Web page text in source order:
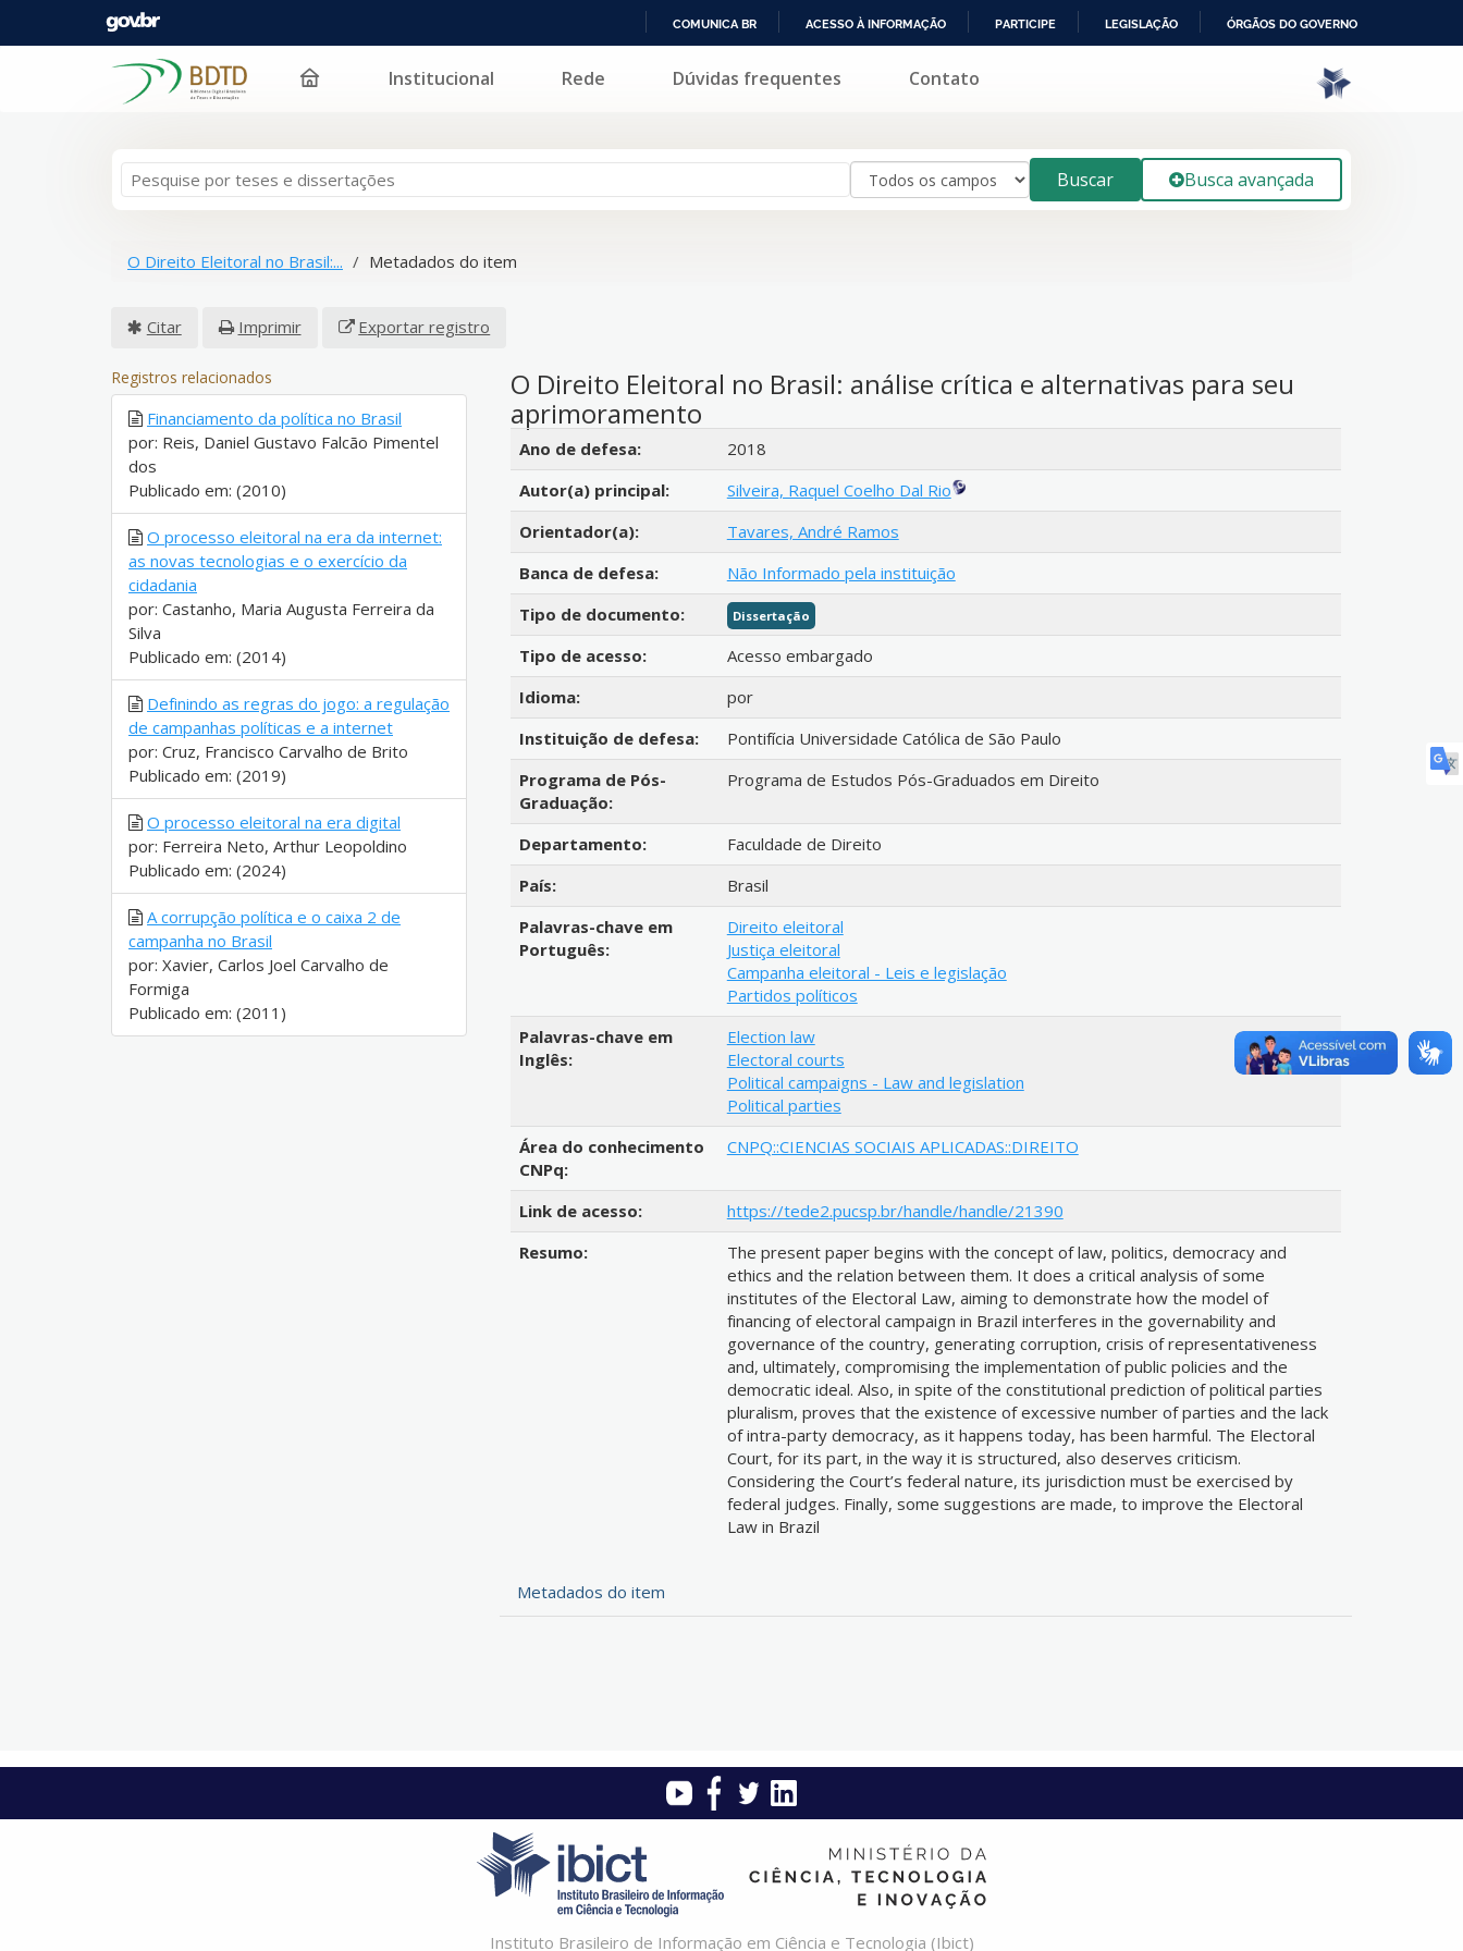
PARA
COMUNICA BR ACESSO À INFORMAÇÃO PARTICIPE LEGISLAÇÃO ÓRGÃOS DO GOVERNO
Pular para o conteúdo Institucional Rede Dúvidas frequentes Contato
Buscar Busca avançada
O Direito Eleitoral no Brasil:... Metadados do item
Citar Imprimir Exportar registro
O Direito Eleitoral no Brasil: análise crítica e alternativas para seu
aprimoramento
Detalhes bibliográficos
Ano de defesa:
2018
Autor(a) principal:
Silveira, Raquel Coelho Dal Rio
Orientador(a):
Tavares, André Ramos
Banca de defesa:
Não Informado pela instituição
Tipo de documento:
Dissertação
Tipo de acesso:
Acesso embargado
Idioma:
por
Instituição de defesa:
Pontifícia Universidade Católica de São Paulo
Programa de Pós-
Graduação:
Programa de Estudos Pós-Graduados em Direito
Departamento:
Faculdade de Direito
País:
Brasil
Palavras-chave em
Português:
Direito eleitoral
Justiça eleitoral
Campanha eleitoral - Leis e legislação
Partidos políticos
Palavras-chave em
Inglês:
Election law
Electoral courts
Political campaigns - Law and legislation
Political parties
Área do conhecimento
CNPq:
CNPQ::CIENCIAS SOCIAIS APLICADAS::DIREITO
Link de acesso:
https://tede2.pucsp.br/handle/handle/21390
Resumo:
The present paper begins with the concept of law, politics, democracy and
ethics and the relation between them. It does a critical analysis of some
institutes of the Electoral Law, aiming to demonstrate how the model of
financing of electoral campaign in Brazil interferes in the governability and
governance of the country, generating corruption, crisis of representativeness
and, ultimately, compromising the implementation of public policies and the
democratic ideal. Also, in spite of the constitutional prediction of political parties
pluralism, proves that the existence of excessive number of parties and the lack
of intra-party democracy, as it happens today, has been harmful. The Electoral
Court, for its part, in the way it is structured, also deserves criticism.
Considering the Court’s federal nature, its jurisdiction must be exercised by
federal judges. Finally, some suggestions are made, to improve the Electoral
Law in Brazil
Metadados do item
Registros relacionados
Financiamento da política no Brasil
por: Reis, Daniel Gustavo Falcão Pimentel
dos
Publicado em: (2010)
O processo eleitoral na era da internet:
as novas tecnologias e o exercício da
cidadania
por: Castanho, Maria Augusta Ferreira da
Silva
Publicado em: (2014)
Definindo as regras do jogo: a regulação
de campanhas políticas e a internet
por: Cruz, Francisco Carvalho de Brito
Publicado em: (2019)
O processo eleitoral na era digital
por: Ferreira Neto, Arthur Leopoldino
Publicado em: (2024)
A corrupção política e o caixa 2 de
campanha no Brasil
por: Xavier, Carlos Joel Carvalho de
Formiga
Publicado em: (2011)
Instituto Brasileiro de Informação em Ciência e Tecnologia (Ibict)